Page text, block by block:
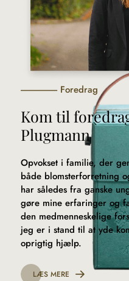
Foredrag
Kom til
Plugmann
Opvokset i familie, der
både blomsterforretning
har således fra ganske
gøre mine erfaringer og
den medmenneskelige
jeg er i stand til at yde
oprigtig hjælp.
LÆS MERE